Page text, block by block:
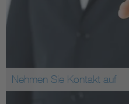
Nehmen Sie Kontakt auf